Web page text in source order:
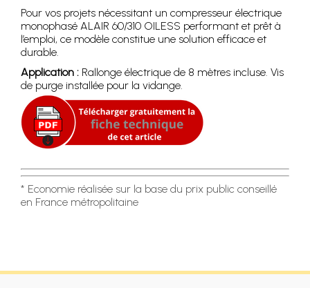
Pour vos projets nécessitant un compresseur électrique
monophasé ALAIR 60/310 OILESS performant et prêt à
l’emploi, ce modèle constitue une solution efficace et
durable.
Application : Rallonge électrique de 8 mètres incluse. Vis
de purge installée pour la vidange.
* Economie réalisée sur la base du prix public conseillé
en France métropolitaine